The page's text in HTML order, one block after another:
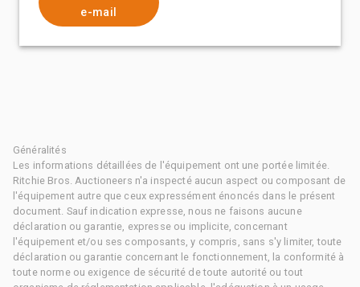
e-mail
Généralités
Les informations détaillées de l'équipement ont une portée limitée.
Ritchie Bros. Auctioneers n'a inspecté aucun aspect ou composant de
l'équipement autre que ceux expressément énoncés dans le présent
document. Sauf indication expresse, nous ne faisons aucune
déclaration ou garantie, expresse ou implicite, concernant
l'équipement et/ou ses composants, y compris, sans s'y limiter, toute
déclaration ou garantie concernant le fonctionnement, la conformité à
toute norme ou exigence de sécurité de toute autorité ou tout